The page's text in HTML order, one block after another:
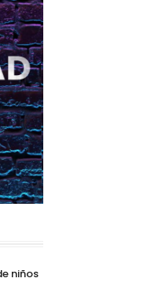
niños